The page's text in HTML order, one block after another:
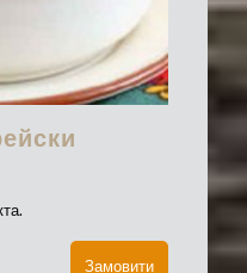
Замовити